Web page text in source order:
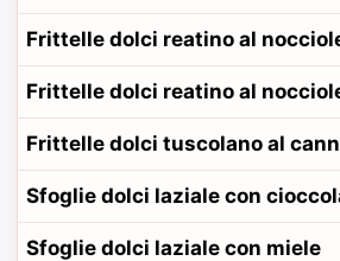
Frittelle dolci reatino al
Frittelle dolci tuscolano al
Sfoglie dolci laziale con
Sfoglie dolci laziale con miele